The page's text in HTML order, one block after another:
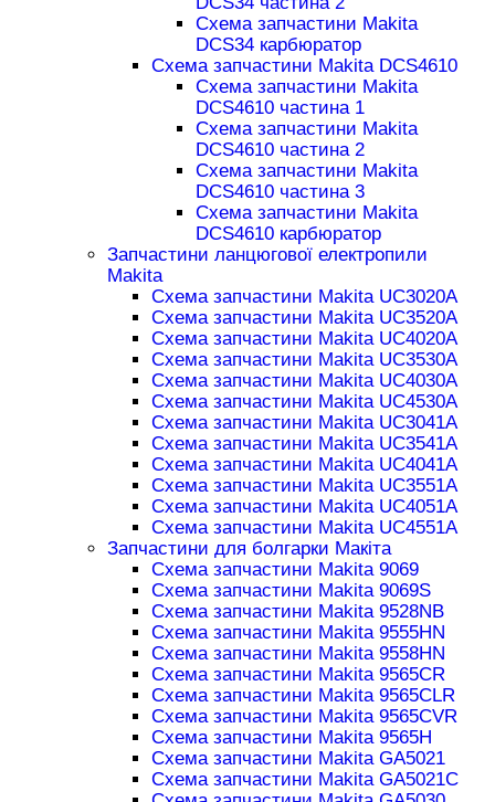
Схема запчастини Makita
DCS34 карбюратор
Схема запчастини Makita DCS4610
Схема запчастини Makita
DCS4610 частина 1
Схема запчастини Makita
DCS4610 частина 2
Схема запчастини Makita
DCS4610 частина 3
Схема запчастини Makita
DCS4610 карбюратор
Запчастини ланцюгової електропили
Makita
Схема запчастини Makita UC3020A
Схема запчастини Makita UC3520A
Схема запчастини Makita UC4020A
Схема запчастини Makita UC3530A
Схема запчастини Makita UC4030A
Схема запчастини Makita UC4530A
Схема запчастини Makita UC3041A
Схема запчастини Makita UC3541A
Схема запчастини Makita UC4041A
Схема запчастини Makita UC3551A
Схема запчастини Makita UC4051A
Схема запчастини Makita UC4551A
Запчастини для болгарки Макіта
Схема запчастини Makita 9069
Схема запчастини Makita 9069S
Схема запчастини Makita 9528NB
Схема запчастини Makita 9555HN
Схема запчастини Makita 9558HN
Схема запчастини Makita 9565CR
Схема запчастини Makita 9565CLR
Схема запчастини Makita 9565CVR
Схема запчастини Makita 9565H
Схема запчастини Makita GA5021
Схема запчастини Makita GA5021C